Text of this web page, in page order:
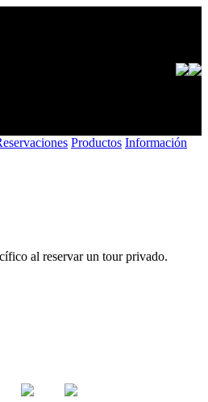
Productos Información
al reservar un tour privado.